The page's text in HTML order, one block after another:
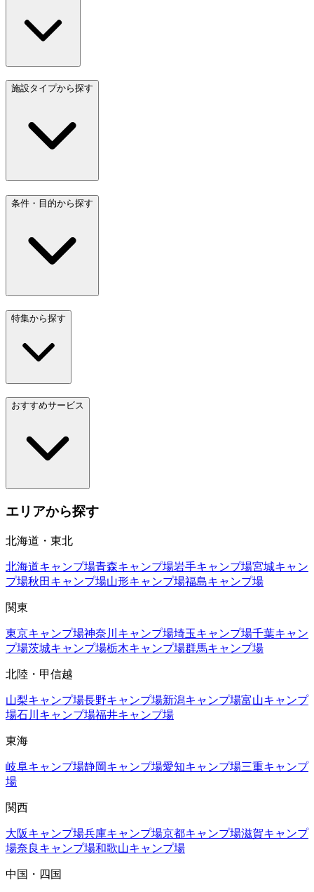
施設タイプから探す
条件・目的から探す
特集から探す
おすすめサービス
エリアから探す
北海道・東北
北海道キャンプ場青森キャンプ場岩手キャンプ場宮城キャン
プ場秋田 キャンプ場山形キャンプ場福島キャンプ場
関東
東京キャンプ場神奈川 キャンプ場埼玉キャンプ場千葉キャン
プ場茨城キャンプ場栃木キャンプ場群馬キャンプ場
北陸・甲信越
山梨キャンプ場長野キャンプ場新潟キャンプ場富山キャンプ
場石川 キャンプ場福井キャンプ場
東海
岐阜キャンプ場静岡キャンプ場愛知キャンプ場三重キャンプ
場
関西
大阪キャンプ場兵庫キャンプ場京都キャンプ場滋賀キャンプ
場奈良 キャンプ場和歌山キャンプ場
中国・四国